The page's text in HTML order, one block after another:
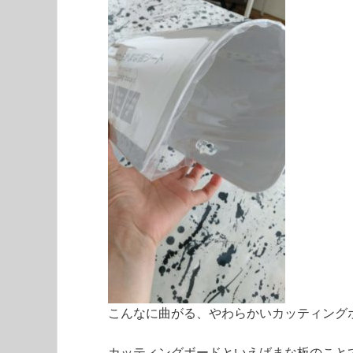
こんなに曲がる、やわらかいカッティング